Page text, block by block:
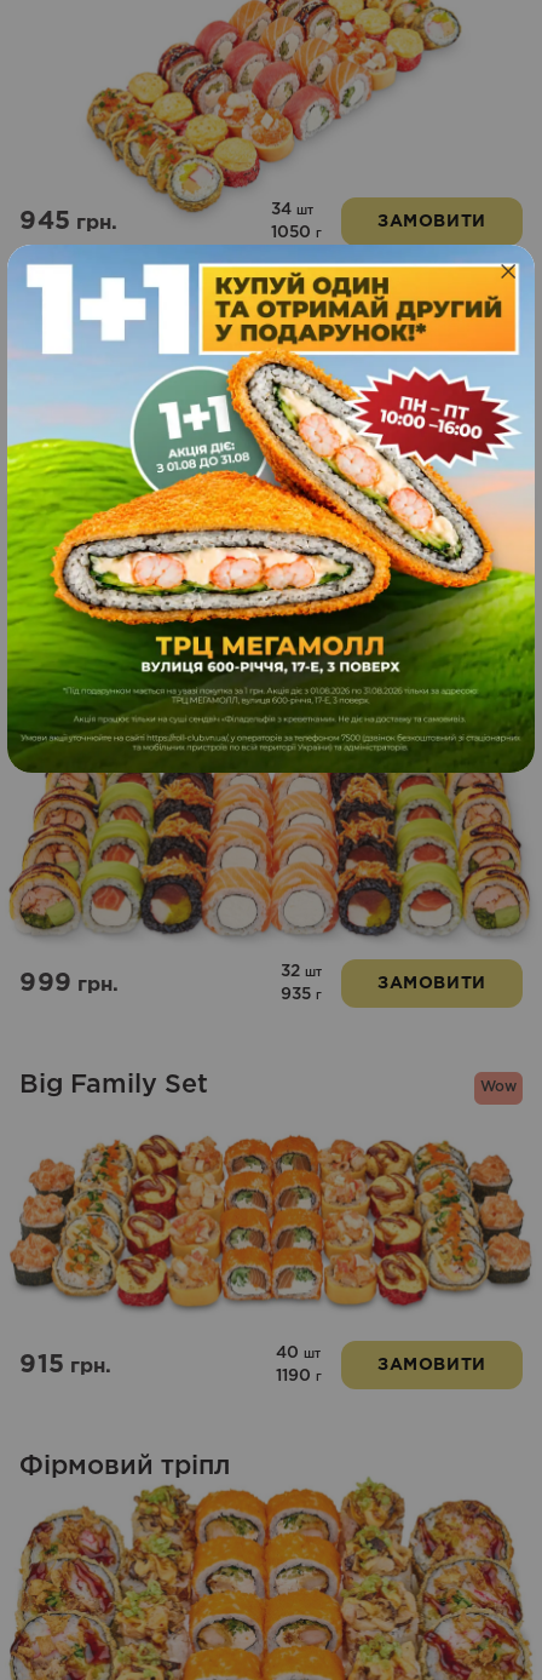
945грн.
34 шт
1050 г
ЗАМОВИТИ
Fish party
1099грн.
44шт
1265г
ЗАМОВИТИ
Рибний рай
999грн.
32 шт
935 г
ЗАМОВИТИ
Wow
Big Family Set
915грн.
40 шт
1190 г
ЗАМОВИТИ
Фірмовий тріпл